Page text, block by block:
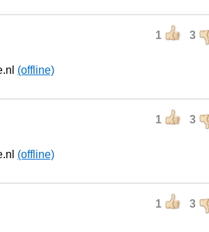
1 3
(offline)
1 3
(offline)
1 3